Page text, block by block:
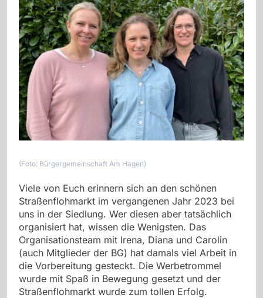
(Foto: Bürgergemeinschaft Am Hagen)
Viele von Euch erinnern sich an den schönen
Straßenflohmarkt im vergangenen Jahr 2023 bei
uns in der Siedlung. Wer diesen aber tatsächlich
organisiert hat, wissen die Wenigsten. Das
Organisationsteam mit Irena, Diana und Carolin
(auch Mitglieder der BG) hat damals viel Arbeit in
die Vorbereitung gesteckt. Die Werbetrommel
wurde mit Spaß in Bewegung gesetzt und der
Straßenflohmarkt wurde zum tollen Erfolg.